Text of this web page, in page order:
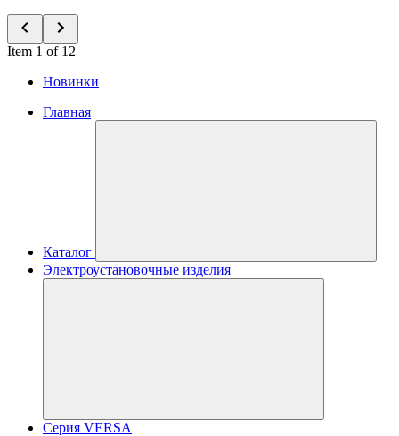
Item 1 of 12
Новинки
Главная
Каталог
Электроустановочные изделия
Серия VERSA